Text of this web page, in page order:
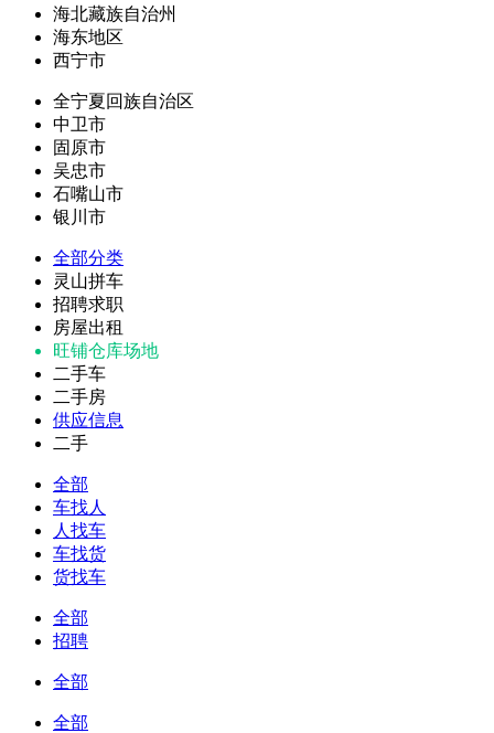
海北藏族自治州
海东地区
西宁市
全宁夏回族自治区
中卫市
固原市
吴忠市
石嘴山市
银川市
全部分类
灵山拼车
招聘求职
房屋出租
旺铺仓库场地
二手车
二手房
供应信息
二手
全部
车找人
人找车
车找货
货找车
全部
招聘
全部
全部